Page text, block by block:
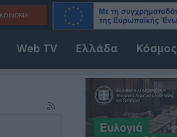
Web TV Ελλάδα Κόσμος